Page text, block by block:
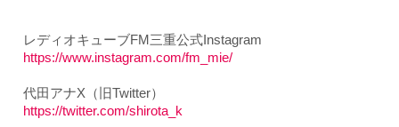
レディオキューブFM三重公式Instagram
https://www.instagram.com/fm_mie/
代田アナX（旧Twitter）
https://twitter.com/shirota_k